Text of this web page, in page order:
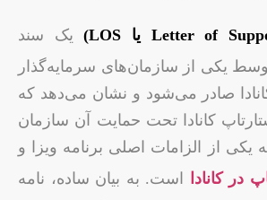
یک سند
یکی از سازمان‌های سرمایه‌گذار
صادر می‌شود و نشان می‌دهد که
کانادا تحت حمایت آن سازمان
یکی از الزامات اصلی برنامه ویزا و
در کانادا
است. به بیان ساده، نامه